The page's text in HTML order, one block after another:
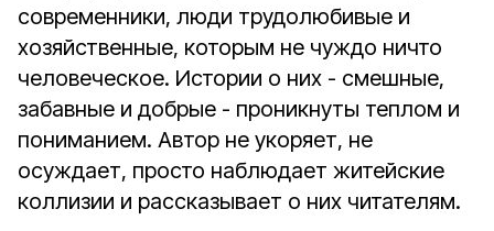
современники, люди трудолюбивые и
хозяйственные, которым не чуждо ничто
человеческое. Истории о них - смешные,
забавные и добрые - проникнуты теплом и
пониманием. Автор не укоряет, не
осуждает, просто наблюдает житейские
коллизии и рассказывает о них читателям.